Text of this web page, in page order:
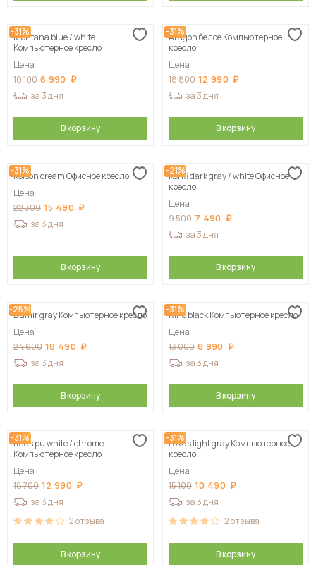
-31%
Montana blue / white
Компьютерное кресло
Цена
10 100 6 990
за 3 дня
В корзину
-31%
Aragon белое Компьютерное
кресло
Цена
18 800 12 990
за 3 дня
В корзину
-31%
Kolson сream Офисное кресло
Цена
22 300 15 490
за 3 дня
В корзину
-21%
Konfi dark gray / white Офисное
кресло
Цена
9 500 7 490
за 3 дня
В корзину
-25%
Damir gray Компьютерное кресло
Цена
24 600 18 490
за 3 дня
В корзину
-31%
Rino black Компьютерное кресло
Цена
13 000 8 990
за 3 дня
В корзину
-31%
Reus pu white / chrome
Компьютерное кресло
Цена
18 700 12 990
за 3 дня
2отзыва
В корзину
-31%
Lokus light gray Компьютерное
кресло
Цена
15 100 10 490
за 3 дня
2отзыва
В корзину